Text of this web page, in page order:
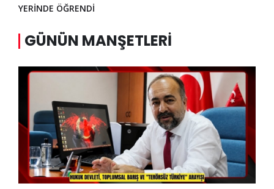
YERİNDE ÖĞRENDİ
GÜNÜN MANŞETLERI